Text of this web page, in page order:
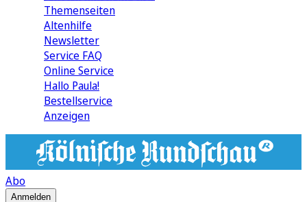
Themenseiten
Altenhilfe
Newsletter
Service FAQ
Online Service
Hallo Paula!
Bestellservice
Anzeigen
Abo
Anmelden